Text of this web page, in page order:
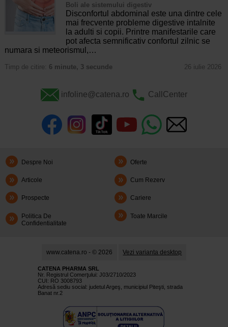
Boli ale sistemului digestiv
Disconfortul abdominal este una dintre cele
mai frecvente probleme digestive intalnite
la adulti si copii. Printre manifestarile care
pot afecta semnificativ confortul zilnic se
numara si meteorismul,…
Timp de citire: 6 minute, 3 secunde 26 iulie 2026
infoline@catena.ro CallCenter
Despre Noi Oferte
Articole Cum Rezerv
Prospecte Cariere
Politica De
Confidentialitate
Toate Marcile
www.catena.ro - © 2026 Vezi varianta desktop
CATENA PHARMA SRL
Nr. Registrul Comerţului: J03/2710/2023
CUI: RO 3008793
Adresă sediu social: judetul Argeş, municipiul Piteşti, strada
Banat nr.2